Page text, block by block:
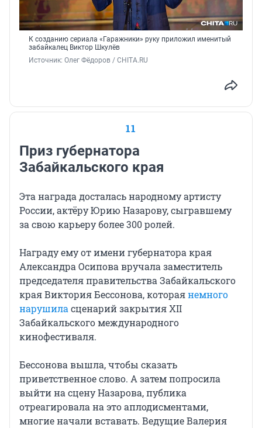
К созданию сериала «Гаражники» руку приложил именитый
забайкалец Виктор Шкулёв
Источник: Олег Фёдоров / CHITA.RU
11
Приз губернатора
Забайкальского края
Эта награда досталась народному артисту
России, актёру Юрию Назарову, сыгравшему
за свою карьеру более 300 ролей.
Награду ему от имени губернатора края
Александра Осипова вручала заместитель
председателя правительства Забайкальского
края Виктория Бессонова, котораянемного
нарушиласценарий закрытия XII
Забайкальского международного
кинофестиваля.
Бессонова вышла, чтобы сказать
приветственное слово. А затем попросила
выйти на сцену Назарова, публика
отреагировала на это аплодисментами,
многие начали вставать. Ведущие Валерия